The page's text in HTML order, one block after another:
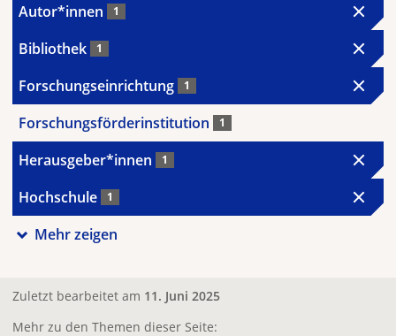
Autor*innen 1
Bibliothek 1
Forschungseinrichtung 1
Forschungsförderinstitution 1
Herausgeber*innen 1
Hochschule 1
Mehr zeigen
Zuletzt bearbeitet am 11. Juni 2025
Mehr zu den Themen dieser Seite: